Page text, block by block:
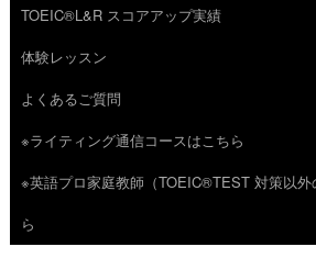
ン
テ
ン
ツ
へ
ス
TOEIC®L&R スコアアップ実績
体験レッスン
よくあるご質問
※ライティング通信コースはこちら
※英語プロ家庭教師（TOEIC®TEST 対策以
ら